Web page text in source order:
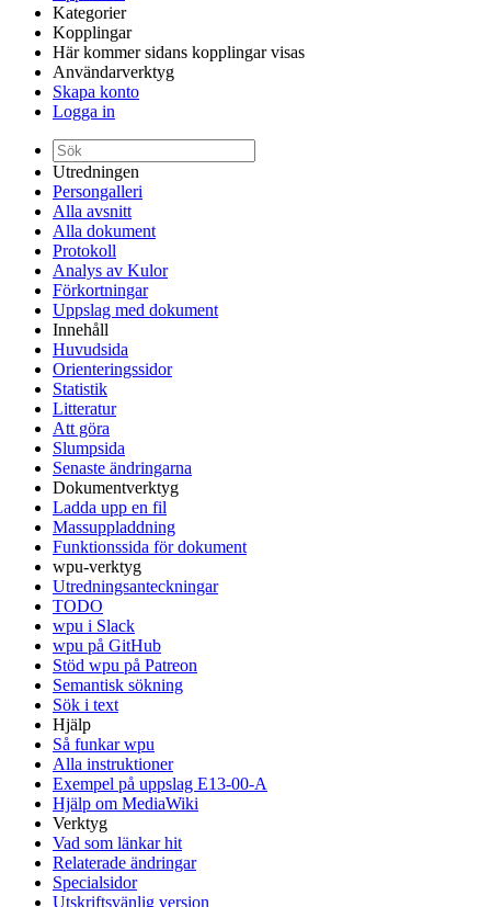
Kategorier
Kopplingar
Här kommer sidans kopplingar visas
Användarverktyg
Skapa konto
Logga in
Utredningen
Persongalleri
Alla avsnitt
Alla dokument
Protokoll
Analys av Kulor
Förkortningar
Uppslag med dokument
Innehåll
Huvudsida
Orienteringssidor
Statistik
Litteratur
Att göra
Slumpsida
Senaste ändringarna
Dokumentverktyg
Ladda upp en fil
Massuppladdning
Funktionssida för dokument
wpu-verktyg
Utredningsanteckningar
TODO
wpu i Slack
wpu på GitHub
Stöd wpu på Patreon
Semantisk sökning
Sök i text
Hjälp
Så funkar wpu
Alla instruktioner
Exempel på uppslag E13-00-A
Hjälp om MediaWiki
Verktyg
Vad som länkar hit
Relaterade ändringar
Specialsidor
Utskriftsvänlig version